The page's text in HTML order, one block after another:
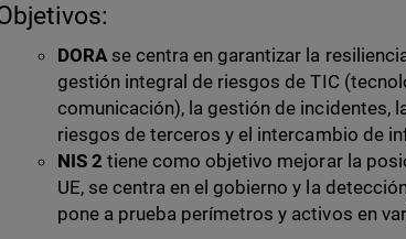
DORAse centra en garantizar la
gestión integral de riesgos de TIC
comunicación), la gestión de incidentes,
riesgos de terceros y el intercambio de
NIS 2 tiene como objetivo mejorar la
UE, se centra en el gobierno y la
pone a prueba perímetros y activos en